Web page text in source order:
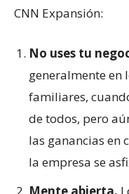
CNN Expansión:
No uses tu
generalmente en
familiares,
de todos, pero
las ganancias en
la empresa se